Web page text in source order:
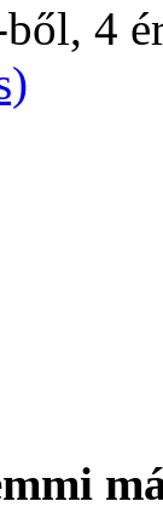
ből, 4